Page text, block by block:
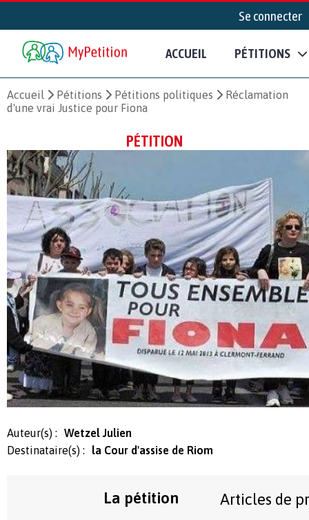
Se connecter
ACCUEIL PÉTITIONS
Accueil Pétitions Pétitions politiques
Réclamation
d'une vrai Justice pour Fiona
PÉTITION
Auteur(s) :
Wetzel Julien
Destinataire(s) :
la Cour d'assise de Riom
La pétition Articles de